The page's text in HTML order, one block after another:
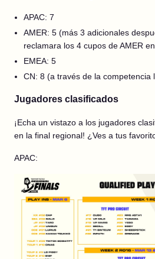
APAC: 7
AMER: 5 (más 3 adicionales
reclamara los 4 cupos de AMER
EMEA: 5
CN: 8 (a través de la competencia
Jugadores clasificados
¡Echa un vistazo a los jugadores
en la final regional! ¿Ves a tus
APAC: